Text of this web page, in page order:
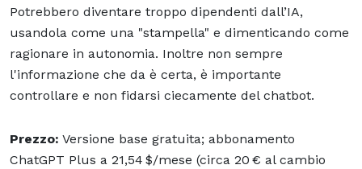
Potrebbero diventare troppo dipendenti dall’IA,
usandola come una "stampella" e dimenticando come
ragionare in autonomia. Inoltre non sempre
l'informazione che da è certa, è importante
controllare e non fidarsi ciecamente del chatbot.
Prezzo: Versione base gratuita; abbonamento
ChatGPT Plus a 21,54 $/mese (circa 20 € al cambio